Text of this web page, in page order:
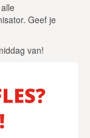
Geef je
van!